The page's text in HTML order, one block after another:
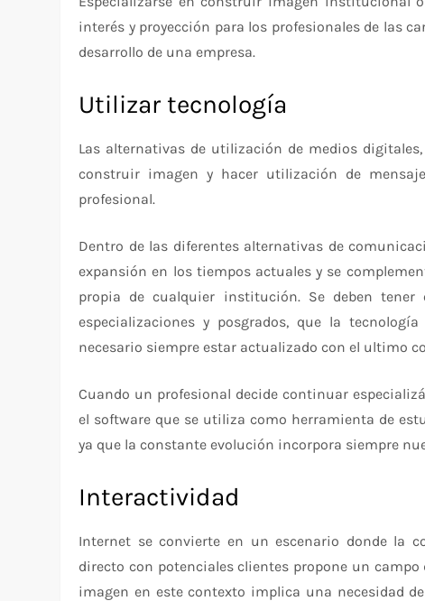
interés y proyección para los profesionales de las
desarrollo de una empresa.
Utilizar tecnología
Las alternativas de utilización de medios
construir imagen y hacer utilización de
profesional.
Dentro de las diferentes alternativas de
expansión en los tiempos actuales y se
propia de cualquier institución. Se deben
especializaciones y posgrados, que la
necesario siempre estar actualizado con el ultimo
Cuando un profesional decide continuar
el software que se utiliza como herramienta de
ya que la constante evolución incorpora siempre
Interactividad
Internet se convierte en un escenario donde la
directo con potenciales clientes propone un
imagen en este contexto implica una necesidad